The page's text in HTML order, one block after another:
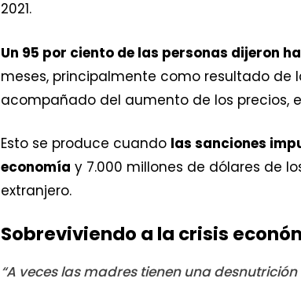
2021.
Un 95 por ciento de las personas dijeron
meses, principalmente como resultado
acompañado del aumento de los precios,
Esto se produce cuando las sanciones
economía y 7.000 millones de dólares de
extranjero.
Sobreviviendo a la crisis
“A veces las madres tienen una